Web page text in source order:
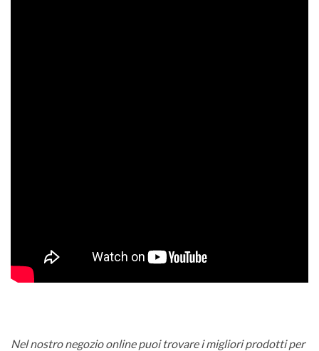
Nel nostro negozio online puoi trovare i migliori prodotti per